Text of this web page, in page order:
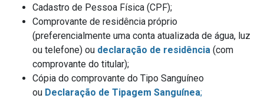
Cadastro de Pessoa Física (CPF);
Comprovante de residência próprio
(preferencialmente uma conta atualizada de água, luz
ou telefone) ou declaração de residência (com
comprovante do titular);
Cópia do comprovante do Tipo Sanguíneo
ou Declaração de Tipagem Sanguínea;